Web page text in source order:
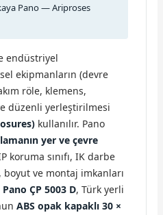
Pano — Ariproses
endüstriyel
ekipmanların (devre
röle, klemens,
düzenli yerleştirilmesi
kullanılır. Pano
yer ve çevre
koruma sınıfı, IK darbe
boyut ve montaj imkanları
ÇP 5003 D, Türk yerli
ABS opak kapaklı 30 ×